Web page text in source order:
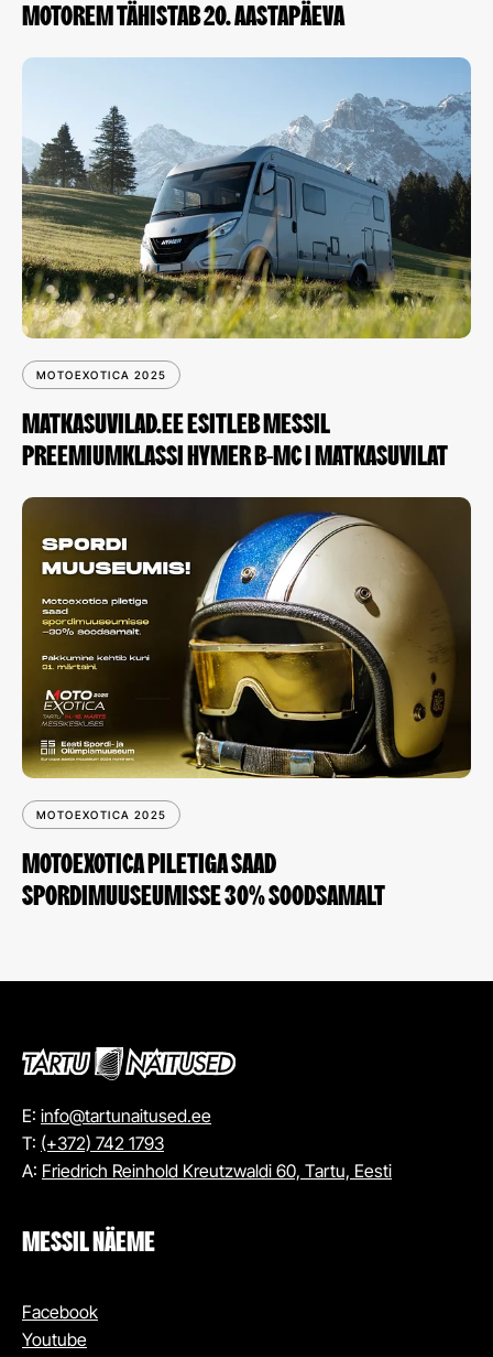
MOTOREM TÄHISTAB 20. AASTAPÄEVA
MOTOEXOTICA 2025
MATKASUVILAD.EE ESITLEB MESSIL
PREEMIUMKLASSI HYMER B-MC I MATKASUVILAT
MOTOEXOTICA 2025
MOTOEXOTICA PILETIGA SAAD
SPORDIMUUSEUMISSE 30% SOODSAMALT
E: info@tartunaitused.ee
T: (+372) 742 1793
A: Friedrich Reinhold Kreutzwaldi 60, Tartu, Eesti
MESSIL NÄEME
Facebook
Youtube